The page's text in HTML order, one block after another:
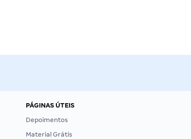
PÁGINAS ÚTEIS
Depoimentos
Material Grátis